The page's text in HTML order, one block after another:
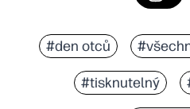
#den otců
#tisknutelný